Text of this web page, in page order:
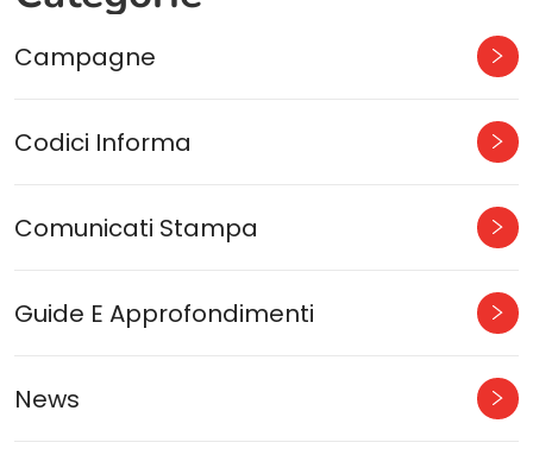
Campagne
Codici Informa
Comunicati Stampa
Guide E Approfondimenti
News